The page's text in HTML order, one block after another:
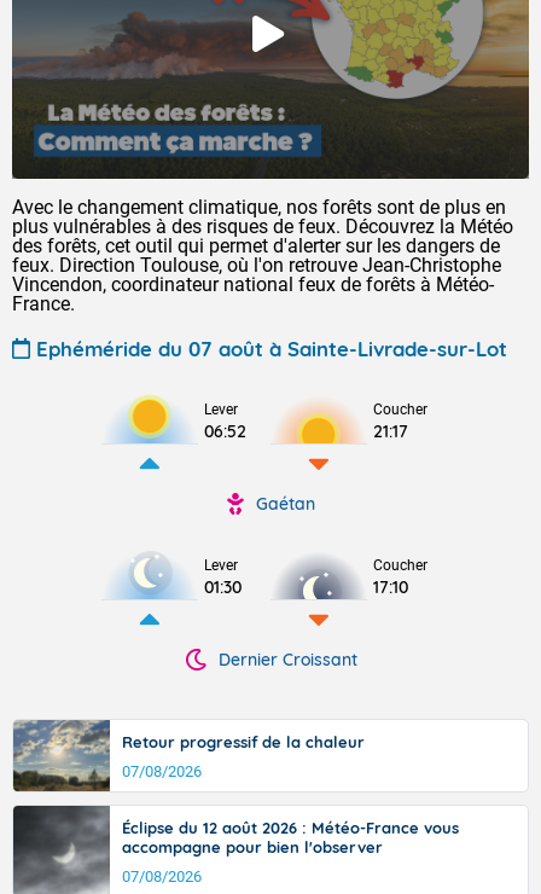
Avec le changement climatique, nos forêts sont de plus en
plus vulnérables à des risques de feux. Découvrez la Météo
des forêts, cet outil qui permet d'alerter sur les dangers de
feux. Direction Toulouse, où l'on retrouve Jean-Christophe
Vincendon, coordinateur national feux de forêts à Météo-
France.
Ephéméride du 07 août à Sainte-Livrade-sur-Lot
Lever
06:52
Coucher
21:17
Gaétan
Lever
01:30
Coucher
17:10
Dernier Croissant
Retour progressif de la chaleur
07/08/2026
Éclipse du 12 août 2026 : Météo-France vous
accompagne pour bien l'observer
07/08/2026